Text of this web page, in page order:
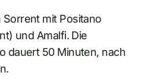
mit Positano
und Amalfi. Die
dauert 50 Minuten, nach